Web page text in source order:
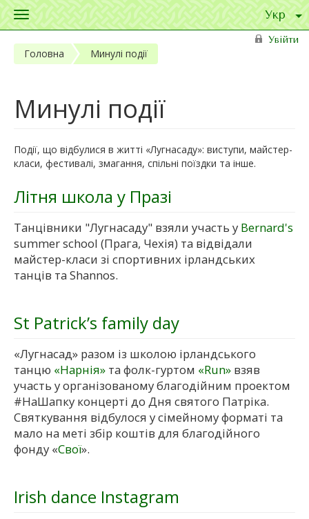
Toggle
Увійти
Головна Минулі події
Минулі події
Події, що відбулися в житті «Лугнасаду»: виступи, майстер-
класи, фестивалі, змагання, спільні поїздки та інше.
Літня школа у Празі
Танцівники "Лугнасаду" взяли участь у Bernard's
summer school (Прага, Чехія) та відвідали
майстер-класи зі спортивних ірландських
танців та Shannos.
St Patrick’s family day
«Лугнасад» разом із школою ірландського
танцю «Нарнія» та фолк-гуртом «Run» взяв
участь у організованому благодійним проектом
#НаШапку концерті до Дня святого Патріка.
Святкування відбулося у сімейному форматі та
мало на меті збір коштів для благодійного
фонду «Свої».
Irish dance Instagram